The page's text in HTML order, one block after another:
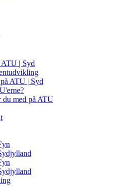
| Syd
ATU | Syd
du med på ATU